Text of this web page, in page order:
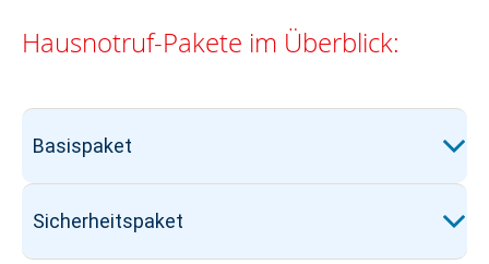
Hausnotruf-Pakete im Überblick:
Basispaket
Sicherheitspaket